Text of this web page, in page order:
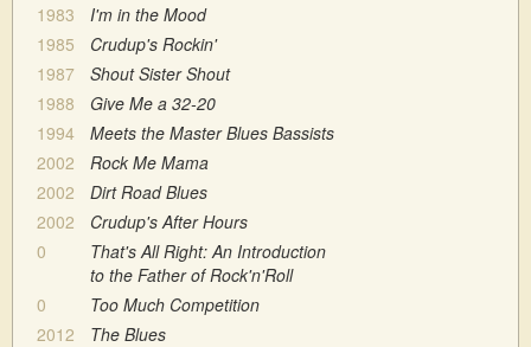
1983
I'm in the Mood
1985
Crudup's Rockin'
1987
Shout Sister Shout
1988
Give Me a 32-20
1994
Meets the Master Blues Bassists
2002
Rock Me Mama
2002
Dirt Road Blues
2002
Crudup's After Hours
0
That's All Right: An Introduction
to the Father of Rock'n'Roll
0
Too Much Competition
2012
The Blues